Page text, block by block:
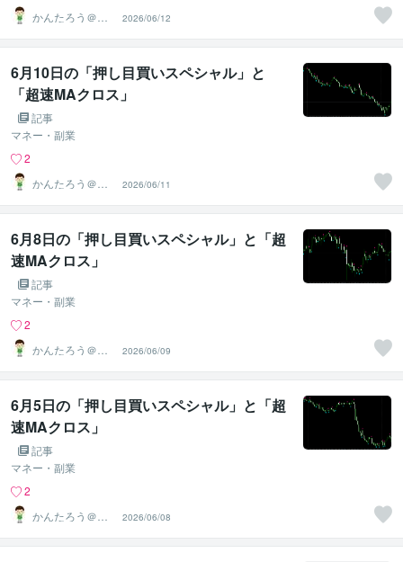
かんたろう＠か
んたんFX
2026/06/12
6月10日の「押し目買いスペシャル」と
「超速MAクロス」
記事
マネー・副業
2
かんたろう＠か
んたんFX
2026/06/11
6月8日の「押し目買いスペシャル」と「超
速MAクロス」
記事
マネー・副業
2
かんたろう＠か
んたんFX
2026/06/09
6月5日の「押し目買いスペシャル」と「超
速MAクロス」
記事
マネー・副業
2
かんたろう＠か
んたんFX
2026/06/08